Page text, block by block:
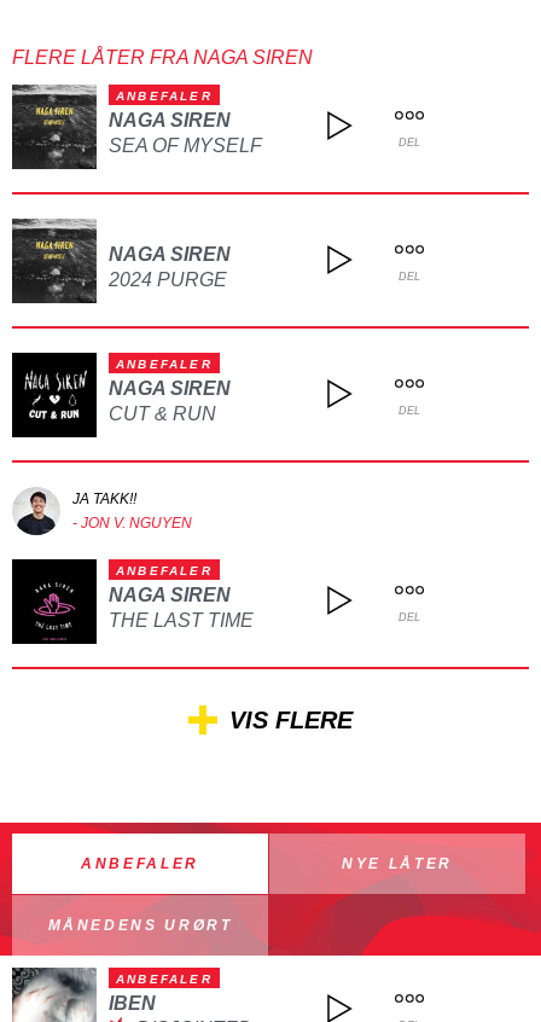
FLERE LÅTER FRA NAGA SIREN
ANBEFALER
NAGA SIREN
SEA OF MYSELF
DEL
NAGA SIREN
2024 PURGE
DEL
ANBEFALER
NAGA SIREN
CUT & RUN
DEL
JA TAKK!!
- JON V. NGUYEN
ANBEFALER
NAGA SIREN
THE LAST TIME
DEL
VIS FLERE
ANBEFALER NYE LÅTER
MÅNEDENS URØRT
ANBEFALER
IBEN